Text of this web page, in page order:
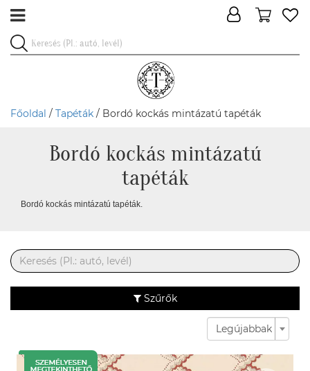
Főoldal / Tapéták / Bordó kockás mintázatú tapéták
Bordó kockás mintázatú
tapéták
Bordó kockás mintázatú tapéták.
Szűrők
Legújabbak